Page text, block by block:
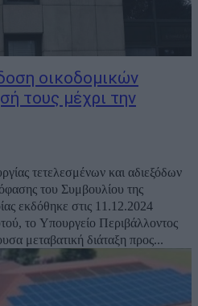
οικοδομικών
τους μέχρι την
τετελεσμένων και αδιεξόδων
του Συμβουλίου της
εκδόθηκε στις 11.12.2024
το Υπουργείο Περιβάλλοντος
μεταβατική διάταξη προς...